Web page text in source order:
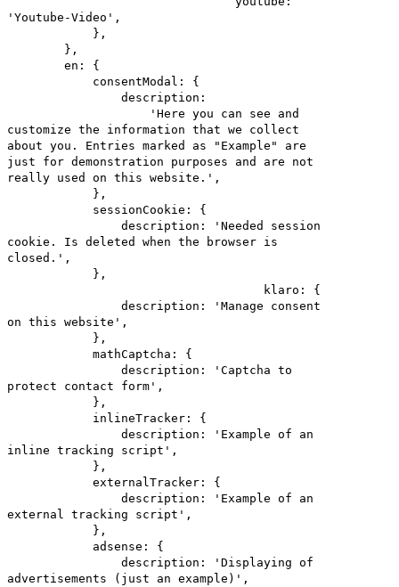
'Youtube-Video',
},
},
en: {
consentModal: {
description:
'Here you can see and
customize the information that we collect
about you. Entries marked as "Example" are
just for demonstration purposes and are not
really used on this website.',
},
sessionCookie: {
description: 'Needed session
cookie. Is deleted when the browser is
closed.',
},
klaro: {
description: 'Manage consent
on this website',
},
mathCaptcha: {
description: 'Captcha to
protect contact form',
},
inlineTracker: {
description: 'Example of an
inline tracking script',
},
externalTracker: {
description: 'Example of an
external tracking script',
},
adsense: {
description: 'Displaying of
advertisements (just an example)',